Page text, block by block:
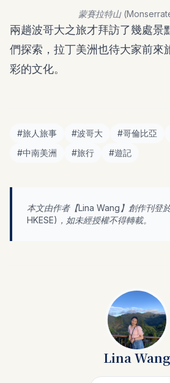
蒙賽拉特山
兩趟波哥大之旅才拜訪了幾處景
們探索，拉丁美洲也待大家前來
彩的文化。
#旅人旅事 #波哥大 #哥倫比亞
#中南美洲 #旅行 #遊記
本文由作者【Lina Wang 】創作刊登
HKESE)，如未經授權不得轉載。
Lina Wang